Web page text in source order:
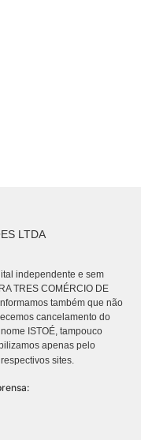
LTDA
independente e sem
TRES COMÉRCIO DE
também que não
cancelamento do
ISTOÉ, tampouco
apenas pelo
respectivos sites.